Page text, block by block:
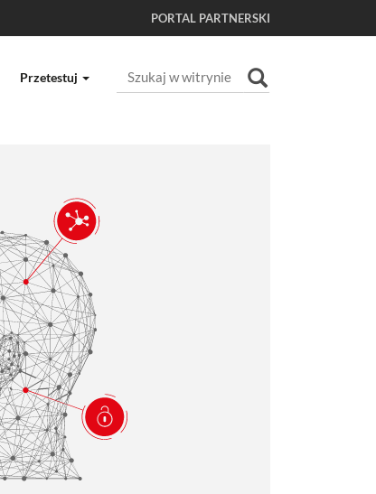
PORTAL PARTNERSKI
Przetestuj
Szukaj